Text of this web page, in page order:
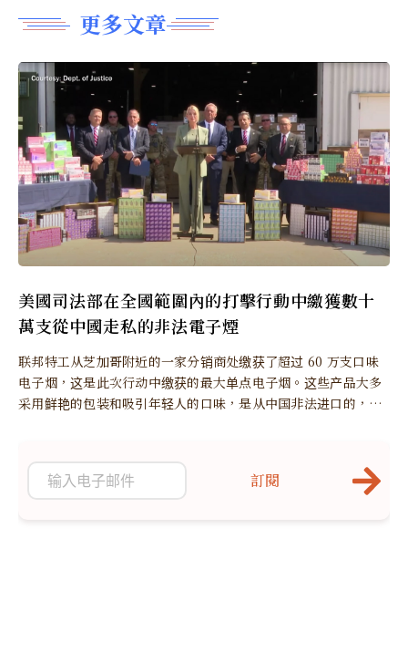
更多文章
美國司法部在全國範圍內的打擊行動中繳獲數十
萬支從中國走私的非法電子煙
联邦特工从芝加哥附近的一家分销商处缴获了超过 60 万支口味
电子烟，这是此次行动中缴获的最大单点电子烟。这些产品大多
采用鲜艳的包装和吸引年轻人的口味，是从中国非法进口的，并
訂閱